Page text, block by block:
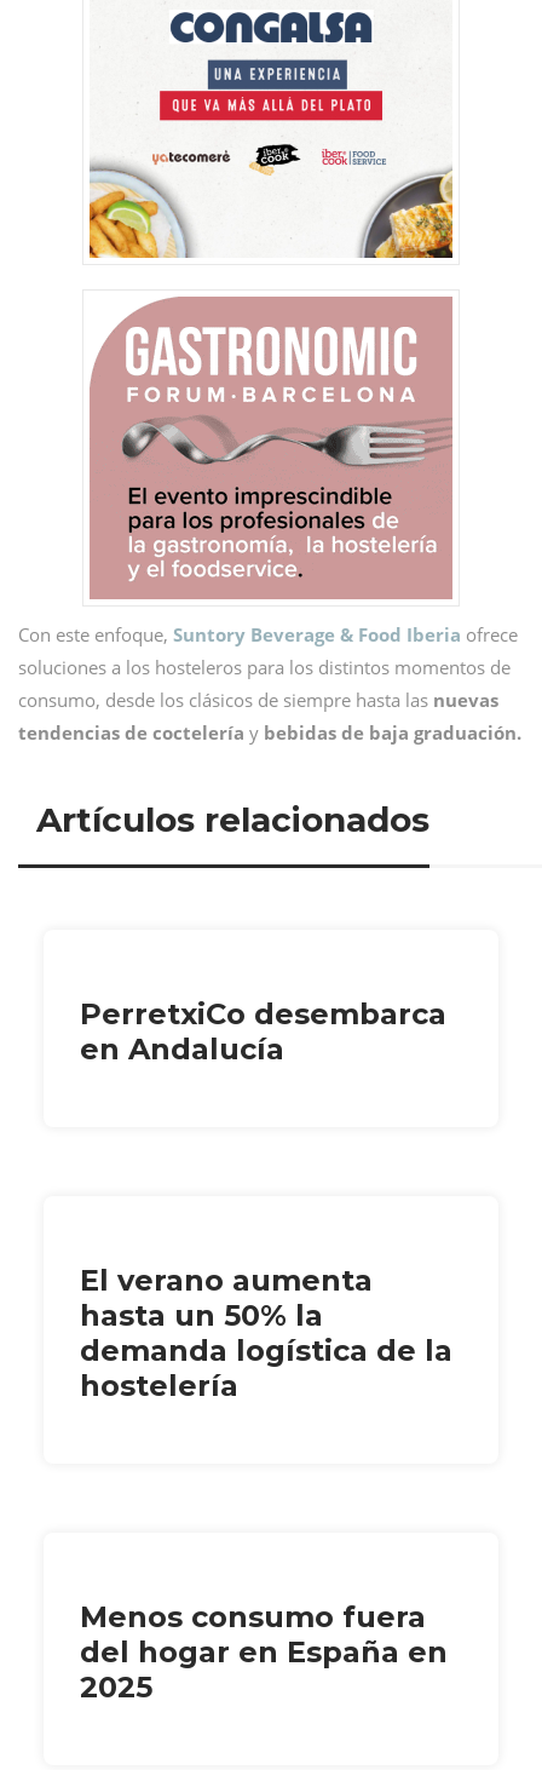
Con este enfoque, Suntory Beverage & Food Iberia ofrece
soluciones a los hosteleros para los distintos momentos de
consumo, desde los clásicos de siempre hasta las nuevas
tendencias de coctelería y bebidas de baja graduación.
Artículos relacionados
PerretxiCo desembarca
en Andalucía
El verano aumenta
hasta un 50% la
demanda logística de la
hostelería
Menos consumo fuera
del hogar en España en
2025